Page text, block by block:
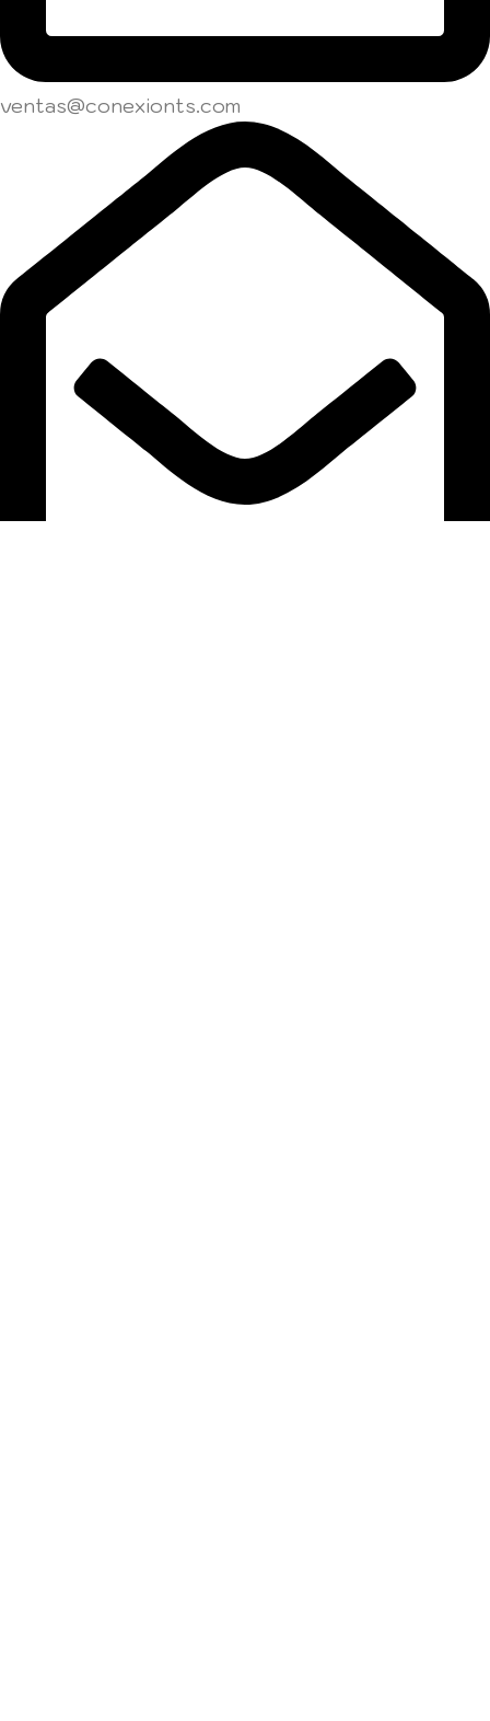
ventas@conexionts.com